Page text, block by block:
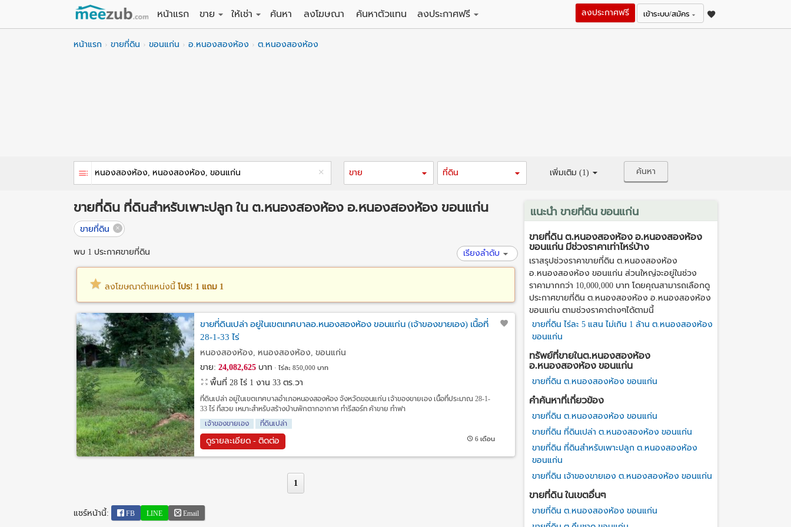
หน้าแรก
ขาย
ให้เช่า
ค้นหา ลงโฆษณา ค้นหาตัวแทน
ลงประกาศฟรี
เข้าระบบ/สมัคร
ลงประกาศฟรี
หน้าแรก ขายที่ดิน ขอนแก่น อ.หนองสองห้อง ต.หนองสองห้อง
ขาย ที่ดิน เพิ่มเติม (1) ค้นหา
ขายที่ดิน ที่ดินสำหรับเพาะปลูก ใน ต.หนองสองห้อง อ.หนองสองห้อง ขอนแก่น
ขายที่ดิน
พบ 1 ประกาศขายที่ดิน เรียงลำดับ
ลงโฆษณาตำแหน่งนี้ โปร! 1 แถม 1
ขายที่ดินเปล่า อยู่ในเขตเทศบาลอ.หนองสองห้อง ขอนแก่น (เจ้าของขายเอง) เนื้อที่
28-1-33 ไร่
หนองสองห้อง, หนองสองห้อง, ขอนแก่น
ขาย: 24,082,625 บาท ไร่ละ 850,000 บาท
พื้นที่ 28 ไร่ 1 งาน 33 ตร.วา
ที่ดินเปล่า อยู่ในเขตเทศบาลอำเภอหนองสองห้อง จังหวัดขอนแก่น เจ้าของขายเอง เนื้อที่ประมาณ 28-1-
33 ไร่ ที่สวย เหมาะสำหรับสร้างบ้านพักตากอากาศ ทำรีสอร์ท ค้าขาย ทำฟา
เจ้าของขายเอง
ที่ดินเปล่า
ดูรายละเอียด - ติดต่อ 6 เดือน
1
แชร์หน้านี้: FB LINE Email
แนะนำ ขายที่ดิน ขอนแก่น
ขายที่ดิน ต.หนองสองห้อง อ.หนองสองห้อง
ขอนแก่น มีช่วงราคาเท่าไหร่บ้าง
เราสรุปช่วงราคาขายที่ดิน ต.หนองสองห้อง
อ.หนองสองห้อง ขอนแก่น ส่วนใหญ่จะอยู่ในช่วง
ราคามากกว่า 10,000,000 บาท โดยคุณสามารถเลือกดู
ประกาศขายที่ดิน ต.หนองสองห้อง อ.หนองสองห้อง
ขอนแก่น ตามช่วงราคาต่างๆได้ตามนี้
ขายที่ดิน ไร่ละ 5 แสน ไม่เกิน 1 ล้าน ต.หนองสองห้อง
ขอนแก่น
ทรัพย์ที่ขายในต.หนองสองห้อง
อ.หนองสองห้อง ขอนแก่น
ขายที่ดิน ต.หนองสองห้อง ขอนแก่น
คำค้นหาที่เกี่ยวข้อง
ขายที่ดิน ต.หนองสองห้อง ขอนแก่น
ขายที่ดิน ที่ดินเปล่า ต.หนองสองห้อง ขอนแก่น
ขายที่ดิน ที่ดินสำหรับเพาะปลูก ต.หนองสองห้อง
ขอนแก่น
ขายที่ดิน เจ้าของขายเอง ต.หนองสองห้อง ขอนแก่น
ขายที่ดิน ในเขตอื่นๆ
ขายที่ดิน ต.หนองสองห้อง ขอนแก่น